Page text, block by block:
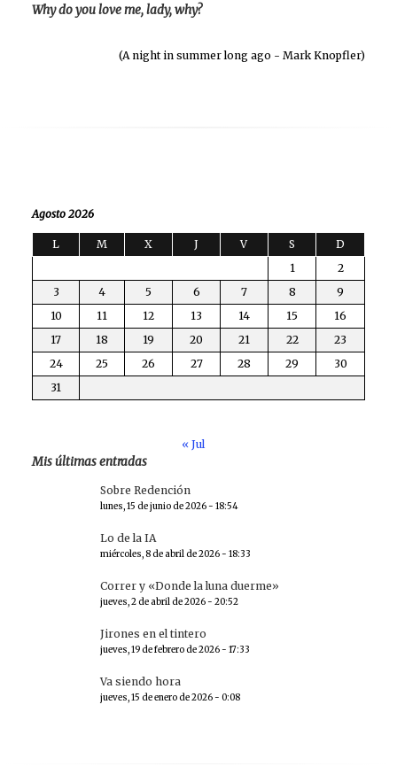
Why do you love me, lady, why?
(A night in summer long ago - Mark Knopfler)
Agosto 2026
L M X J V S
D
1
2
3
4 5 6 7 8
9
10
11 12 13 14 15
16
17
18 19 20 21 22
23
24
25 26 27 28 29
30
31
« Jul
Mis últimas entradas
Sobre Redención
lunes, 15 de junio de 2026 - 18:54
Lo de la IA
miércoles, 8 de abril de 2026 - 18:33
Correr y «Donde la luna duerme»
jueves, 2 de abril de 2026 - 20:52
Jirones en el tintero
jueves, 19 de febrero de 2026 - 17:33
Va siendo hora
jueves, 15 de enero de 2026 - 0:08